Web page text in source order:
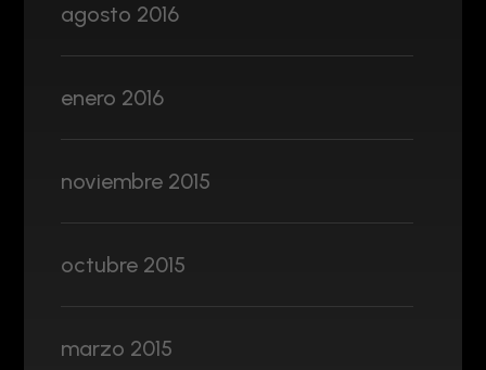
agosto 2016
enero 2016
noviembre 2015
octubre 2015
marzo 2015